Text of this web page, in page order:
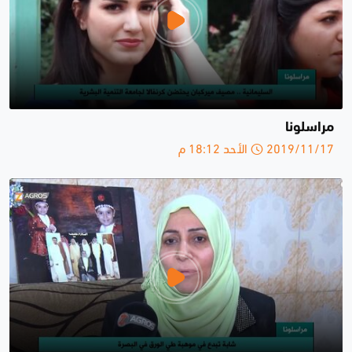
مراسلونا
2019/11/17 الأحد 18:12 م